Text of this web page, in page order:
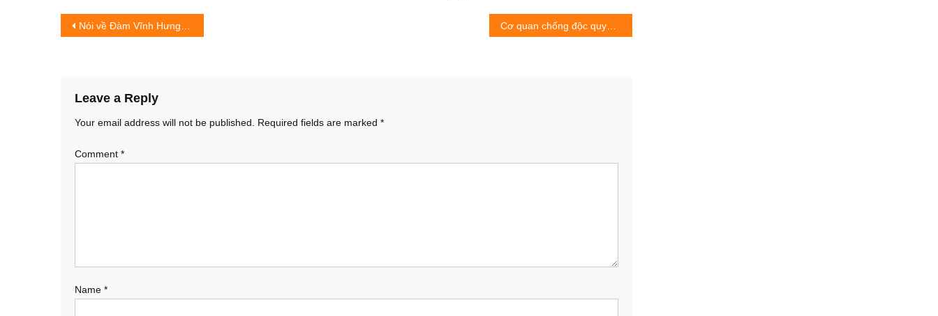
Post
Nói về Đàm Vĩnh Hưng đâu chỉ có những scandal Cơ quan chống độc quyền EU hạn chế về thương mại Microsoft-Activision
Leave a Reply
Your email address will not be published. Required fields are marked *
Comment *
Name *